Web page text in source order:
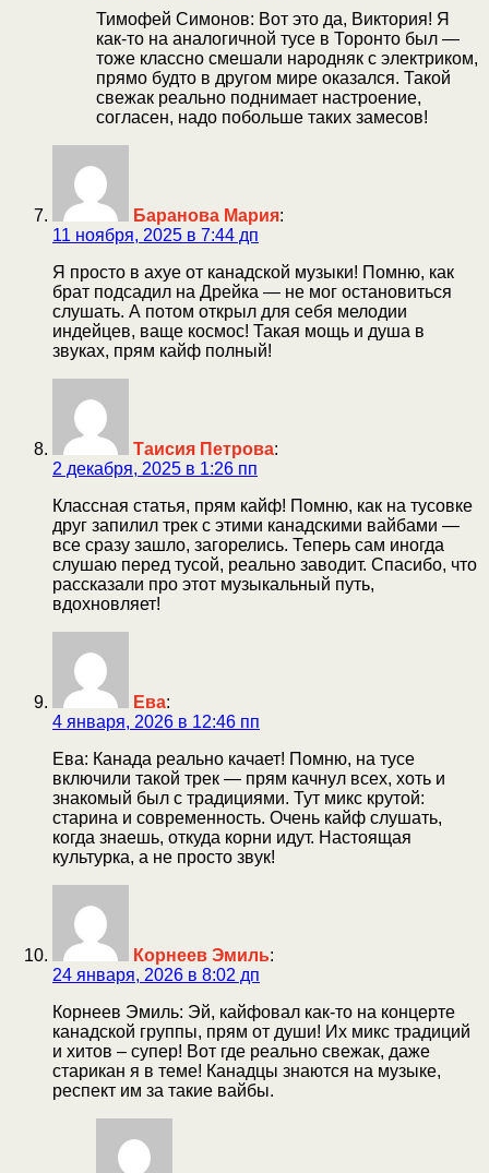
Тимофей Симонов: Вот это да, Виктория! Я
как-то на аналогичной тусе в Торонто был —
тоже классно смешали народняк с электриком,
прямо будто в другом мире оказался. Такой
свежак реально поднимает настроение,
согласен, надо побольше таких замесов!
Баранова Мария:
11 ноября, 2025 в 7:44 дп
Я просто в ахуе от канадской музыки! Помню, как
брат подсадил на Дрейка — не мог остановиться
слушать. А потом открыл для себя мелодии
индейцев, ваще космос! Такая мощь и душа в
звуках, прям кайф полный!
Таисия Петрова:
2 декабря, 2025 в 1:26 пп
Классная статья, прям кайф! Помню, как на тусовке
друг запилил трек с этими канадскими вайбами —
все сразу зашло, загорелись. Теперь сам иногда
слушаю перед тусой, реально заводит. Спасибо, что
рассказали про этот музыкальный путь,
вдохновляет!
Ева:
4 января, 2026 в 12:46 пп
Ева: Канада реально качает! Помню, на тусе
включили такой трек — прям качнул всех, хоть и
знакомый был с традициями. Тут микс крутой:
старина и современность. Очень кайф слушать,
когда знаешь, откуда корни идут. Настоящая
культурка, а не просто звук!
Корнеев Эмиль:
24 января, 2026 в 8:02 дп
Корнеев Эмиль: Эй, кайфовал как-то на концерте
канадской группы, прям от души! Их микс традиций
и хитов – супер! Вот где реально свежак, даже
старикан я в теме! Канадцы знаются на музыке,
респект им за такие вайбы.